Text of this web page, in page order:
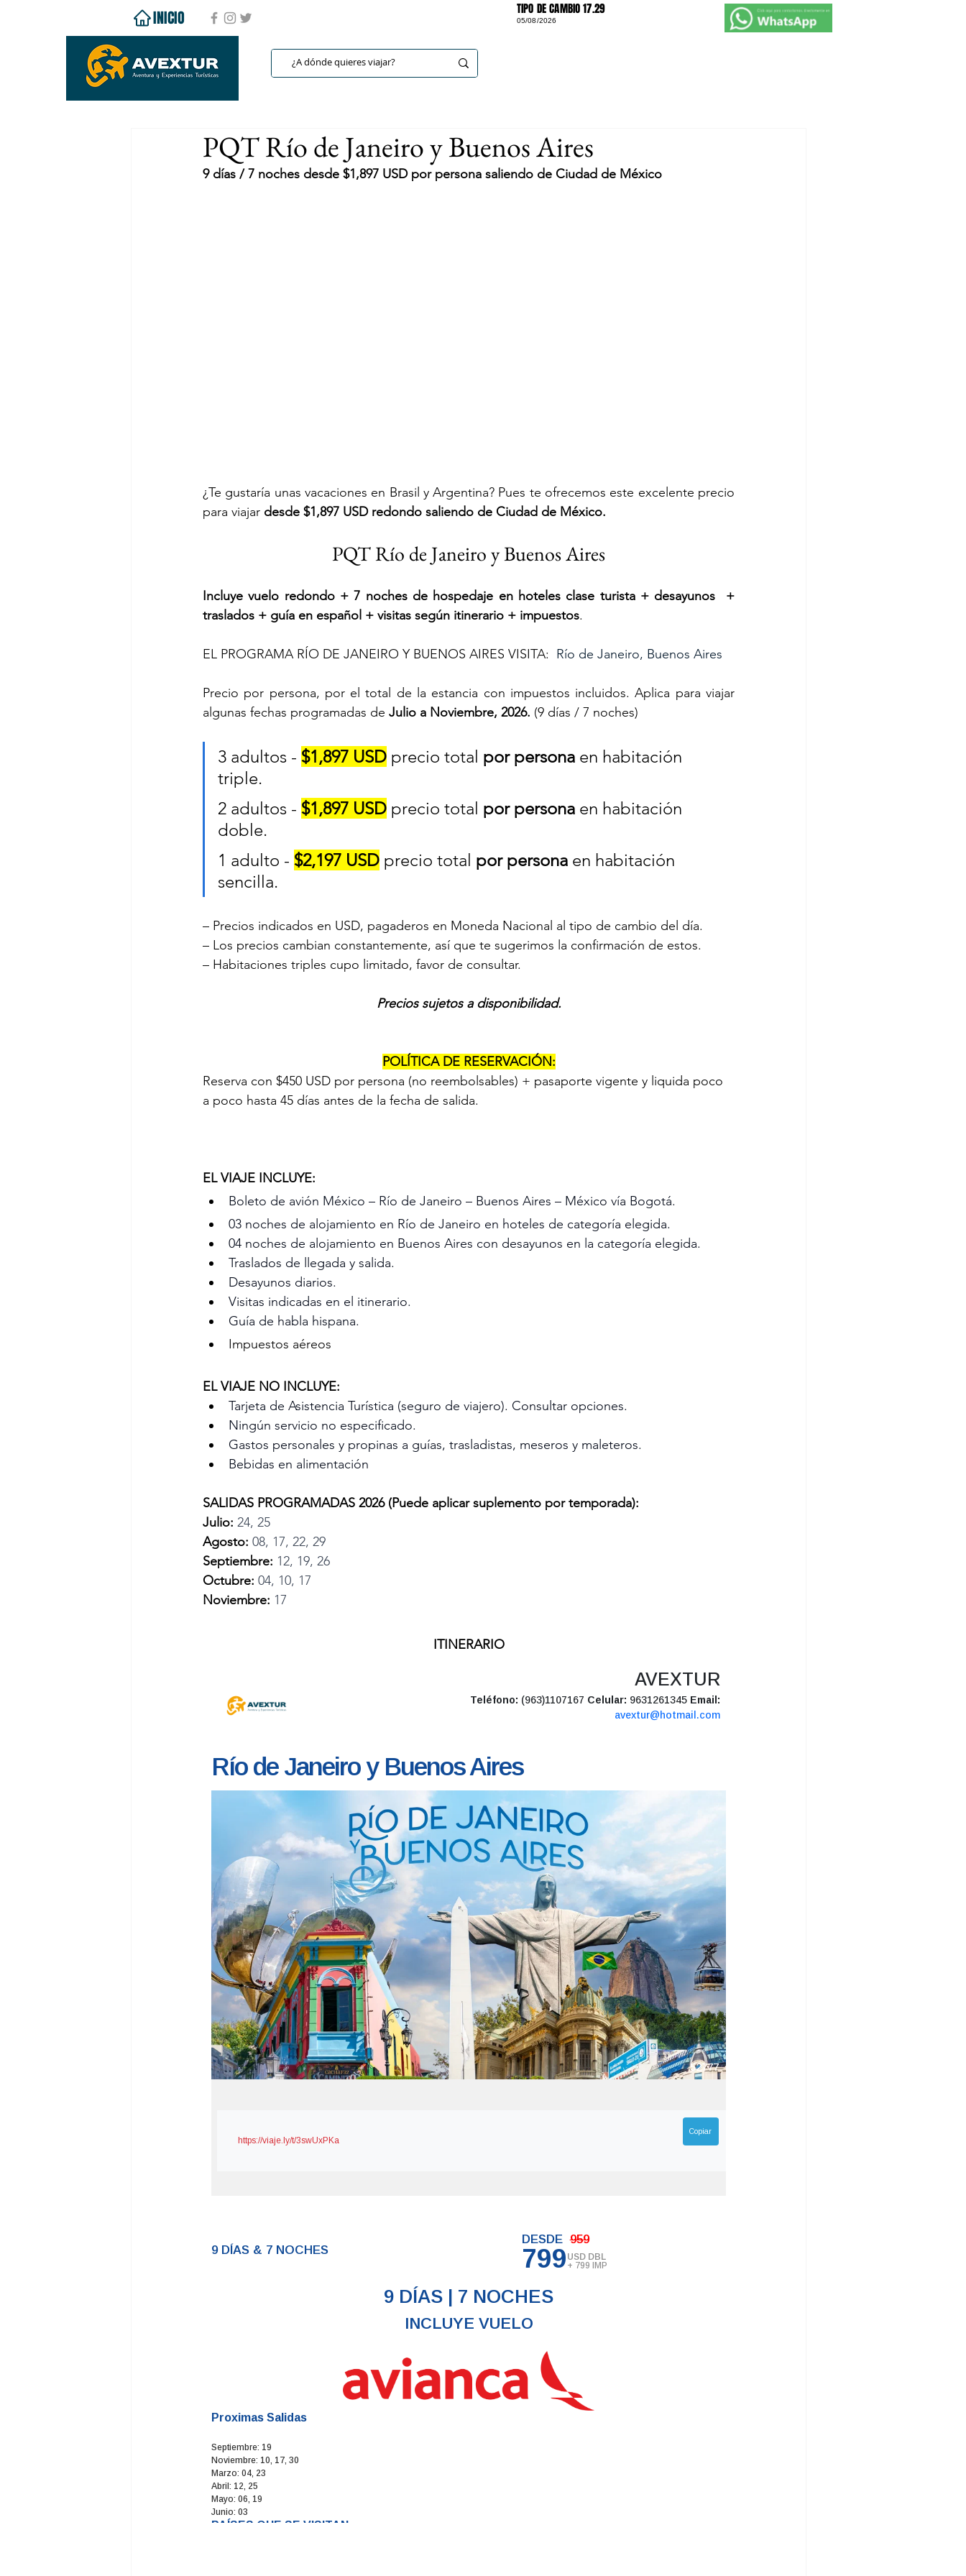
INICIO TIPO DE CAMBIO 17.29
05/08/2026
PQT Río de Janeiro y Buenos Aires
9 días / 7 noches desde $1,897 USD por persona saliendo de Ciudad de México
¿Te gustaría unas vacaciones en Brasil y Argentina? Pues te ofrecemos este excelente precio
para viajar desde $1,897 USD redondo saliendo de Ciudad de México.
PQT Río de Janeiro y Buenos Aires
Incluye vuelo redondo + 7 noches de hospedaje en hoteles clase turista + desayunos  +
traslados + guía en español + visitas según itinerario + impuestos.
EL PROGRAMA RÍO DE JANEIRO Y BUENOS AIRES VISITA: Río de Janeiro, Buenos Aires
Precio por persona, por el total de la estancia con impuestos incluidos. Aplica para viajar
algunas fechas programadas de Julio a Noviembre, 2026. (9 días / 7 noches)
3 adultos - $1,897 USD precio total por persona en habitación
triple.
2 adultos - $1,897 USD precio total por persona en habitación
doble.
1 adulto - $2,197 USD precio total por persona en habitación
sencilla.
– Precios indicados en USD, pagaderos en Moneda Nacional al tipo de cambio del día.
– Los precios cambian constantemente, así que te sugerimos la confirmación de estos.
– Habitaciones triples cupo limitado, favor de consultar.
Precios sujetos a disponibilidad.
POLÍTICA DE RESERVACIÓN:
Reserva con $450 USD por persona (no reembolsables) + pasaporte vigente y liquida poco
a poco hasta 45 días antes de la fecha de salida.
EL VIAJE INCLUYE:
Boleto de avión México – Río de Janeiro – Buenos Aires – México vía Bogotá.
03 noches de alojamiento en Río de Janeiro en hoteles de categoría elegida.
04 noches de alojamiento en Buenos Aires con desayunos en la categoría elegida.
Traslados de llegada y salida.
Desayunos diarios.
Visitas indicadas en el itinerario.
Guía de habla hispana.
Impuestos aéreos
EL VIAJE NO INCLUYE:
Tarjeta de Asistencia Turística (seguro de viajero). Consultar opciones.
Ningún servicio no especificado.
Gastos personales y propinas a guías, trasladistas, meseros y maleteros.
Bebidas en alimentación
SALIDAS PROGRAMADAS 2026 (Puede aplicar suplemento por temporada):
Julio: 24, 25
Agosto: 08, 17, 22, 29
Septiembre: 12, 19, 26
Octubre: 04, 10, 17
Noviembre: 17
ITINERARIO